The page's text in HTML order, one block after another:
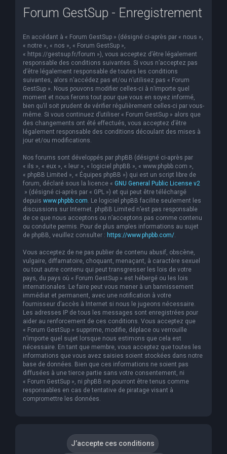
Forum GestSup - Enregistrement
En accédant à « Forum GestSup » (désigné ci-après par « nous »,
« notre », « nos », « Forum GestSup »,
« https://gestsup.fr/forum »), vous acceptez d’être légalement
responsable des conditions suivantes. Si vous n’acceptez pas
d’être légalement responsable de toutes les conditions
suivantes, alors n’accédez pas et/ou n’utilisez pas « Forum
GestSup ». Nous pouvons modifier celles-ci à n’importe quel
moment et nous ferons tout pour que vous en soyez informé,
bien qu’il soit prudent de vérifier régulièrement celles-ci par vous-
même. Si vous continuez d’utiliser « Forum GestSup » alors que
des changements ont été effectués, vous acceptez d’être
légalement responsable des conditions découlant des mises à
jour et/ou modifications.
Nos forums sont développés par phpBB (désigné ci-après par
« ils », « eux », « leur », « logiciel phpBB », « www.phpbb.com »,
« phpBB Limited », « Équipes phpBB ») qui est un script libre de
forum, déclaré sous la licence « GNU General Public License v2
» (désigné ci-après par « GPL ») et qui peut être téléchargé
depuis www.phpbb.com. Le logiciel phpBB facilite seulement les
discussions sur Internet. phpBB Limited n’est pas responsable
de ce que nous acceptons ou n’acceptons pas comme contenu
ou conduite permis. Pour de plus amples informations au sujet
de phpBB, veuillez consulter : https://www.phpbb.com/.
Vous acceptez de ne pas publier de contenu abusif, obscène,
vulgaire, diffamatoire, choquant, menaçant, à caractère sexuel
ou tout autre contenu qui peut transgresser les lois de votre
pays, du pays où « Forum GestSup » est hébergé ou les lois
internationales. Le faire peut vous mener à un bannissement
immédiat et permanent, avec une notification à votre
fournisseur d’accès à Internet si nous le jugeons nécessaire.
Les adresses IP de tous les messages sont enregistrées pour
aider au renforcement de ces conditions. Vous acceptez que
« Forum GestSup » supprime, modifie, déplace ou verrouille
n’importe quel sujet lorsque nous estimons que cela est
nécessaire. En tant que membre, vous acceptez que toutes les
informations que vous avez saisies soient stockées dans notre
base de données. Bien que ces informations ne soient pas
diffusées à une tierce partie sans votre consentement, ni
« Forum GestSup », ni phpBB ne pourront être tenus comme
responsables en cas de tentative de piratage visant à
compromettre les données.